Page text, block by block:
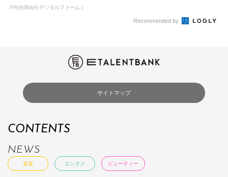
PR(合同会社デジタルファーム )
Recommended by
サイトマップ
CONTENTS
NEWS
音楽 エンタメ ビューティー